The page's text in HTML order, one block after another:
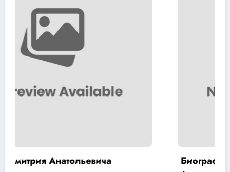
Биография Хой Юрий — интересные